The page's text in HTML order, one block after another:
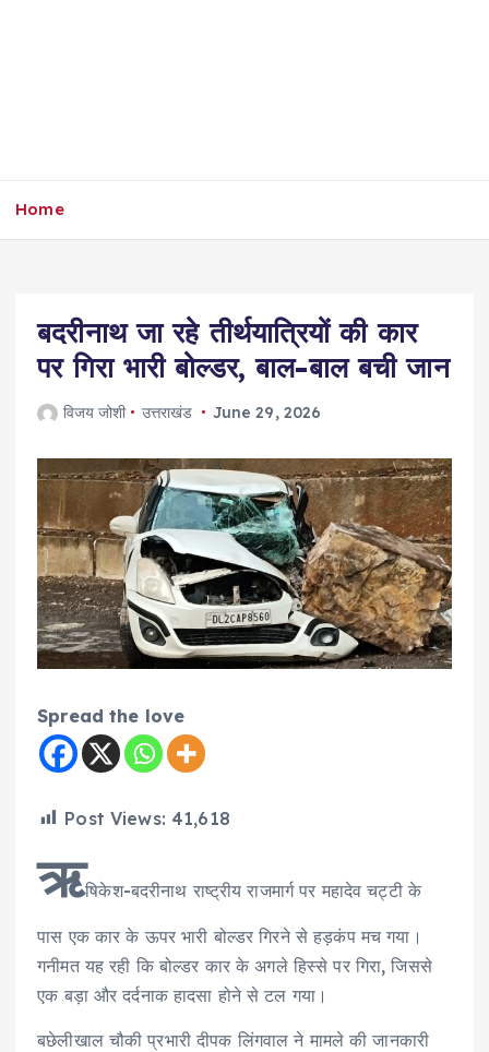
Home
बदरीनाथ जा रहे तीर्थयात्रियों की कार
पर गिरा भारी बोल्डर, बाल-बाल बची जान
विजय जोशी उत्तराखंड June 29, 2026
Spread the love
Post Views: 41,618
ऋषिकेश-बदरीनाथ राष्ट्रीय राजमार्ग पर महादेव चट्टी के
पास एक कार के ऊपर भारी बोल्डर गिरने से हड़कंप मच गया।
गनीमत यह रही कि बोल्डर कार के अगले हिस्से पर गिरा, जिससे
एक बड़ा और दर्दनाक हादसा होने से टल गया।
बछेलीखाल चौकी प्रभारी दीपक लिंगवाल ने मामले की जानकारी